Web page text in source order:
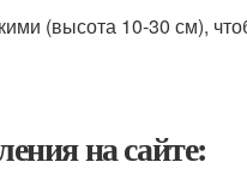
(высота 10-30 см),
на сайте: